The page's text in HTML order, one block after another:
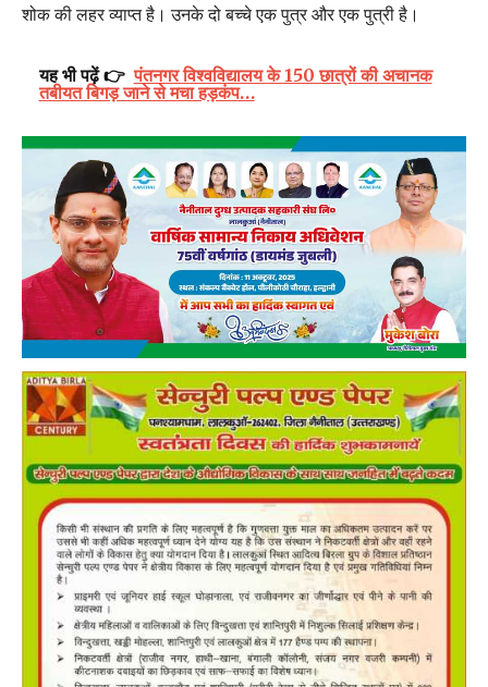
शोक की लहर व्याप्त है। उनके दो बच्चे एक पुत्र और एक पुत्री है।
यह भी पढ़ें 👉 पंतनगर विश्वविद्यालय के 150 छात्रों की अचानक
तबीयत बिगड़ जाने से मचा हड़कंप…